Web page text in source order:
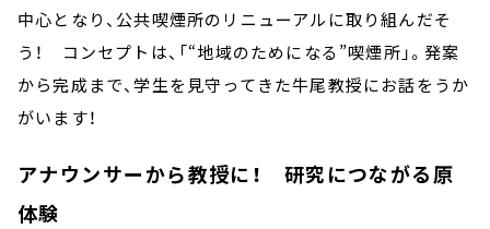
中心となり、公共喫煙所のリニューアルに取り組んだそ
う！ コンセプトは、「“地域のためになる”喫煙所」。発案
から完成まで、学生を見守ってきた牛尾教授にお話をうか
がいます！
アナウンサーから教授に！ 研究につながる原
体験